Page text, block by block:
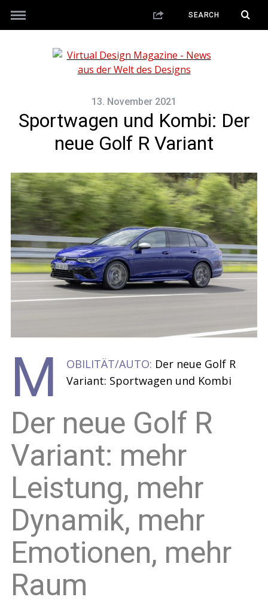
13. November 2021
Sportwagen und Kombi: Der
neue Golf R Variant
M OBILITÄT/AUTO: Der neue Golf R
Variant: Sportwagen und Kombi
Der neue Golf R
Variant: mehr
Leistung, mehr
Dynamik, mehr
Emotionen, mehr
Raum